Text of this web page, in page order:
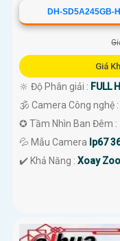
DH-SD5A245GB-
Giá
🔆 Độ Phân giải : FULL
🕉️ Camera Công nghệ :
✪ Tầm Nhìn Ban Đêm :
💦 Mẫu Camera Ip67
️✔️ Khả Năng : Xoay